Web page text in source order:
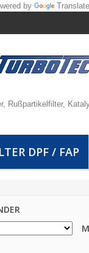
by
Translate
Rußpartikelfilter,
DPF / FAP